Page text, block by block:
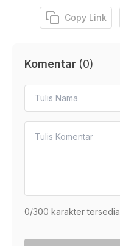
Copy Link
Komentar (0)
0/300 karakter tersedia